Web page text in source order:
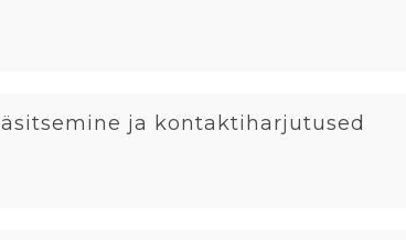
ja kontaktiharjutused